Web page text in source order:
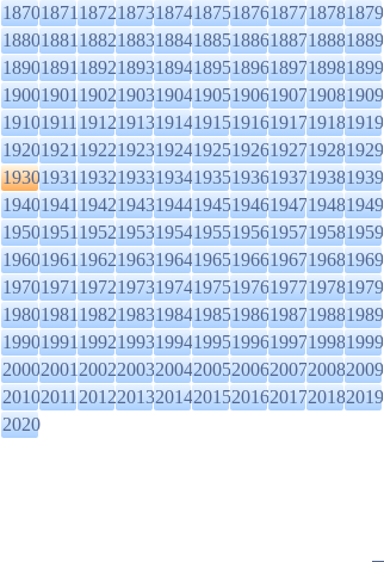
1870187118721873187418751876187718781879
1880188118821883188418851886188718881889
1890189118921893189418951896189718981899
1900190119021903190419051906190719081909
1910191119121913191419151916191719181919
1920192119221923192419251926192719281929
1930193119321933193419351936193719381939
1940194119421943194419451946194719481949
1950195119521953195419551956195719581959
1960196119621963196419651966196719681969
1970197119721973197419751976197719781979
1980198119821983198419851986198719881989
1990199119921993199419951996199719981999
2000200120022003200420052006200720082009
2010201120122013201420152016201720182019
2020